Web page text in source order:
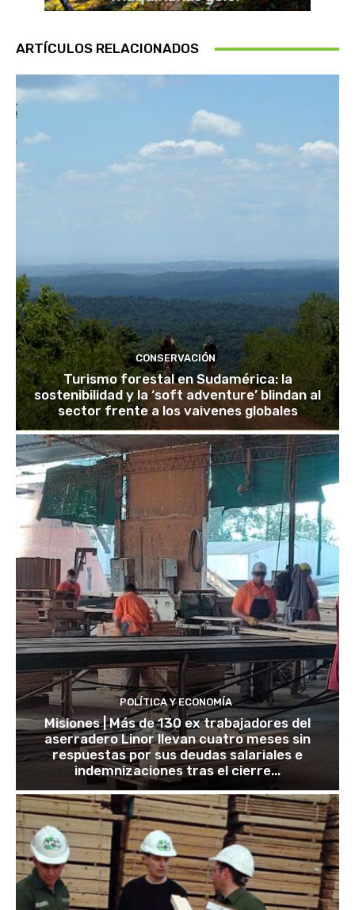
ARTÍCULOS RELACIONADOS
CONSERVACIÓN
Turismo forestal en Sudamérica: la
sostenibilidad y la ‘soft adventure’ blindan al
sector frente a los vaivenes globales
POLÍTICA Y ECONOMÍA
Misiones | Más de 130 ex trabajadores del
aserradero Linor llevan cuatro meses sin
respuestas por sus deudas salariales e
indemnizaciones tras el cierre...